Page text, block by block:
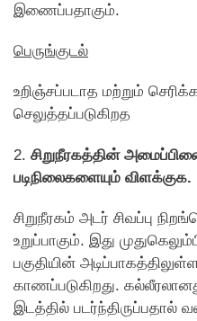
இணைப்பதாகும்.
பெருங்குடல்
உறிஞ்சப்படாத மற்றும்
செலுத்தப்படுகிறத
2. சிறுநீரகத்தின்
படிநிலைகளையும் விளக்குக.
சிறுநீரகம் அடர் சிவப்பு
உறுப்பாகும். இது
பகுதியின்
காணப்படுகிறது.
இடத்தில் படர்ந்திருப்பதால்